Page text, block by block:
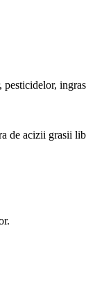
de acizii grasii